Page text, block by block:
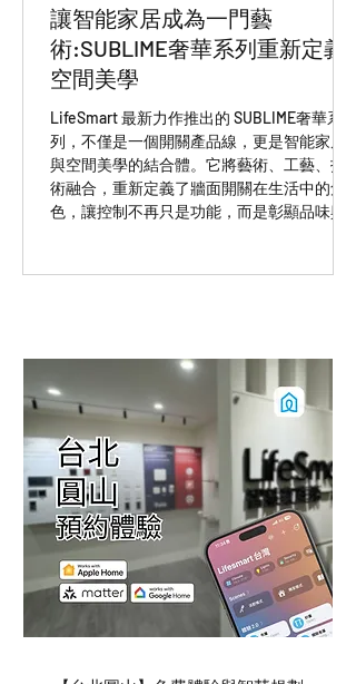
試法。
‧ 本公司出貨之產品皆有“Lifesmart台灣
專用雷射標籤貼紙”，請認明雷射標籤
貼紙，無雷射標籤貼紙之產品皆為水貨
廠商提供，皆無享有保固及售後服務。
‧ 非本司網站所列出服務商，皆非本公
司之出貨商品，請勿冒用本公司
Lifesmart 產品於台灣出貨，若造成本
公司名義受損，將採取法律途徑求償。
合格通過之技師，非本公司人員之技師
損壞，請認明Lifesmart台灣產品與合格
技師。
讓智能家居成為一門藝
術:SUBLIME奢華系列重新定義
空間美學
LifeSmart 最新力作推出的 SUBLIME奢華系
列，不僅是一個開關產品線，更是智能家居
與空間美學的結合體。它將藝術、工藝、技
術融合，重新定義了牆面開關在生活中的角
色，讓控制不再只是功能，而是彰顯品味與